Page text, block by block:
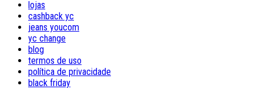
lojas
cashback yc
jeans youcom
yc change
blog
termos de uso
política de privacidade
black friday